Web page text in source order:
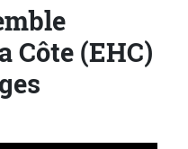
Côte (EHC)